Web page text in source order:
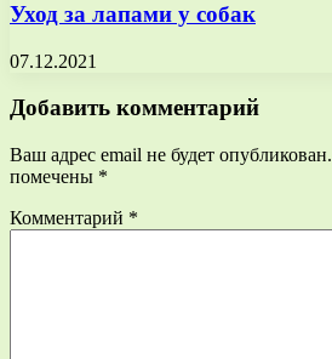
Уход за лапами у собак
07.12.2021
Добавить комментарий
Ваш адрес email не будет опубликован.
помечены *
Комментарий *